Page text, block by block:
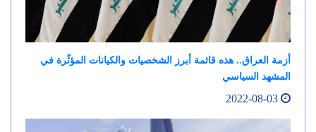
أزمة العراق.. هذه قائمة أبرز الشخصيات والكيانات المؤثّرة في
المشهد السياسي